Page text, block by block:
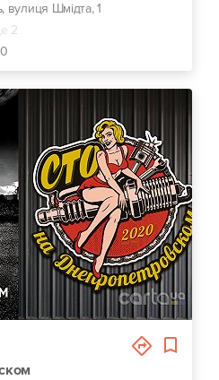
вулиця Шмідта, 1
2